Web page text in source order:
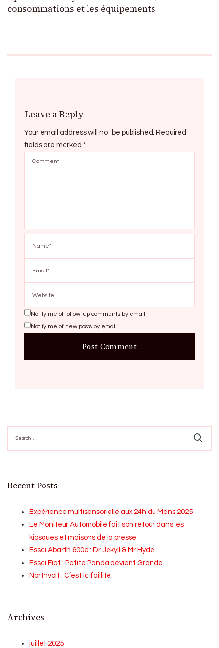
consommations et les équipements
Leave a Reply
Your email address will not be published. Required
fields are marked *
Notify me of follow-up comments by email.
Notify me of new posts by email.
for:
Recent Posts
Expérience multisensorielle aux 24h du Mans 2025
Le Moniteur Automobile fait son retour dans les
kiosques et maisons de la presse
Essai Abarth 600e : Dr Jekyll & Mr Hyde
Essai Fiat : Petite Panda devient Grande
Northvolt : C’est la faillite
Archives
juillet 2025